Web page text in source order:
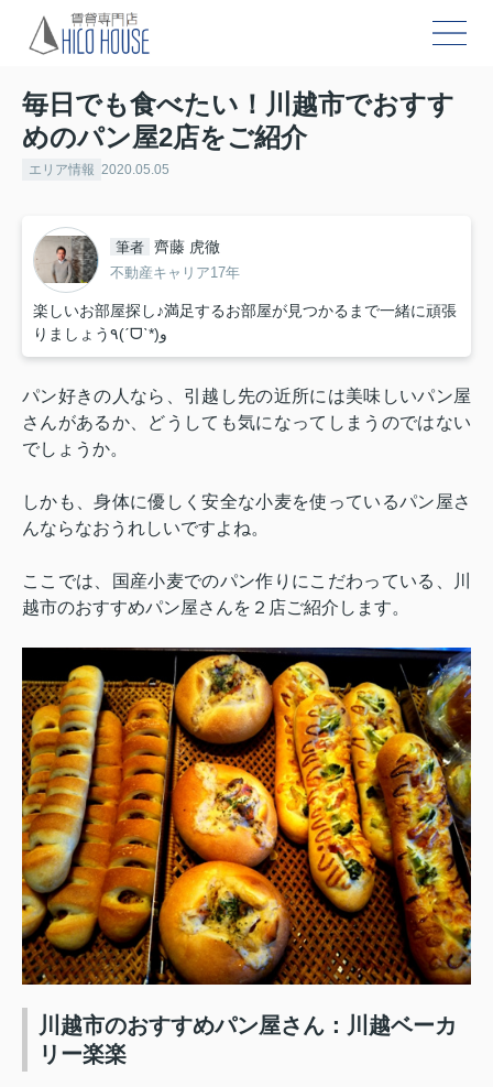
毎日でも食べたい！川越市でおすす
めのパン屋2店をご紹介
エリア情報 2020.05.05
筆者 齊藤 虎徹
不動産キャリア17年
楽しいお部屋探し♪満足するお部屋が見つかるまで一緒に頑張
りましょう٩(ˊᗜˋ*)و
パン好きの人なら、引越し先の近所には美味しいパン屋
さんがあるか、どうしても気になってしまうのではない
でしょうか。
しかも、身体に優しく安全な小麦を使っているパン屋さ
んならなおうれしいですよね。
ここでは、国産小麦でのパン作りにこだわっている、川
越市のおすすめパン屋さんを２店ご紹介します。
川越市のおすすめパン屋さん：川越ベーカ
リー楽楽